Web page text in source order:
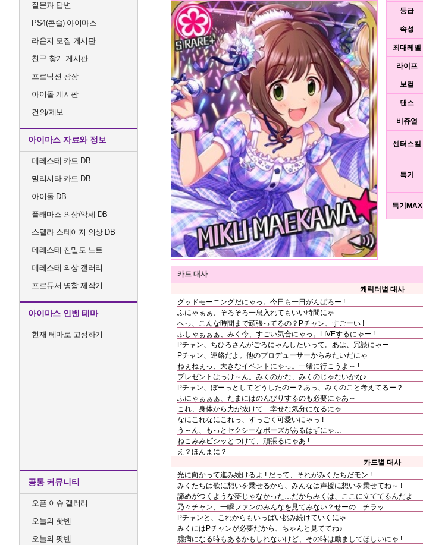
질문과 답변
PS4(콘솔) 아이마스
라운지 모집 게시판
친구 찾기 게시판
프로덕션 광장
아이돌 게시판
건의/제보
아이마스 자료와 정보
데레스테 카드 DB
밀리시타 카드 DB
아이돌 DB
플래마스 의상/악세 DB
스텔라 스테이지 의상 DB
데레스테 친밀도 노트
데레스테 의상 갤러리
프로듀서 명함 제작기
아이마스 인벤 테마
현재 테마로 고정하기
공통 커뮤니티
오픈 이슈 갤러리
오늘의 핫벤
오늘의 팟벤
등급
속성
최대레벨
라이프
보컬
댄스
비쥬얼
센터스킬
특기
특기MAX
카드 대사
캐릭터별 대사
グッドモーニングだにゃっ。今日も一日がんばろー !
ふにゃぁぁ、そろそろ一息入れてもいい時間にゃ
へっ、こんな時間まで頑張ってるの？Pチャン、すごーい !
ふしゃぁぁぁ、みく今、すごい気合にゃっ。LIVEするにゃー !
Pチャン、ちひろさんがごろにゃんしたいって。あは、冗談にゃー
Pチャン、連絡だよ。他のプロデューサーからみたいだにゃ
ねぇねぇっ、大きなイベントにゃっ。一緒に行こうよ～ !
プレゼントはっけ～ん。みくのかな、みくのじゃないかな♪
Pチャン、ぼーっとしてどうしたのー？あっ、みくのこと考えてるー？
ふにゃぁぁぁ、たまにはのんびりするのも必要にゃあ～
これ、身体から力が抜けて…幸せな気分になるにゃ…
なにこれなにこれっ、すっごく可愛いにゃっ !
う～ん、もっとセクシーなポーズがあるはずにゃ…
ねこみみビシッとつけて、頑張るにゃあ !
え？ほんまに？
카드별 대사
光に向かって進み続けるよ ! だって、それがみくたちだモン !
みくたちは歌に想いを乗せるから、みんなは声援に想いを乗せてね～ !
諦めがつくような夢じゃなかった…だからみくは、ここに立ててるんだよ
乃々チャン、一瞬ファンのみんなを見てみない？せーの…チラッ
Pチャンと、これからもいっぱい挑み続けていくにゃ
みくにはPチャンが必要だから、ちゃんと見ててね♪
臆病になる時もあるかもしれないけど、その時は励ましてほしいにゃ !